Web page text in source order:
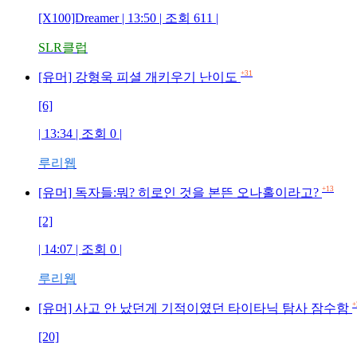
[X100]Dreamer | 13:50 | 조회 611 |
SLR클럽
[유머] 강형욱 피셜 개키우기 난이도 +31
[6]
| 13:34 | 조회 0 |
루리웹
[유머] 독자들:뭐? 히로인 것을 본뜬 오나홀이라고? +13
[2]
| 14:07 | 조회 0 |
루리웹
[유머] 사고 안 났던게 기적이였던 타이타닉 탐사 잠수함
[20]